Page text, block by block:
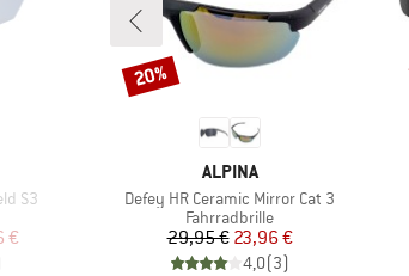
S3
Preis
€
MARKE
ALPINA
Artikel
Defey HR Ceramic Mirror Cat 3
Produktgruppe
Fahrradbrille
Preis
29,95 €reduzierter Preis
23,96 €
4,0(3)
Rabatt
20%